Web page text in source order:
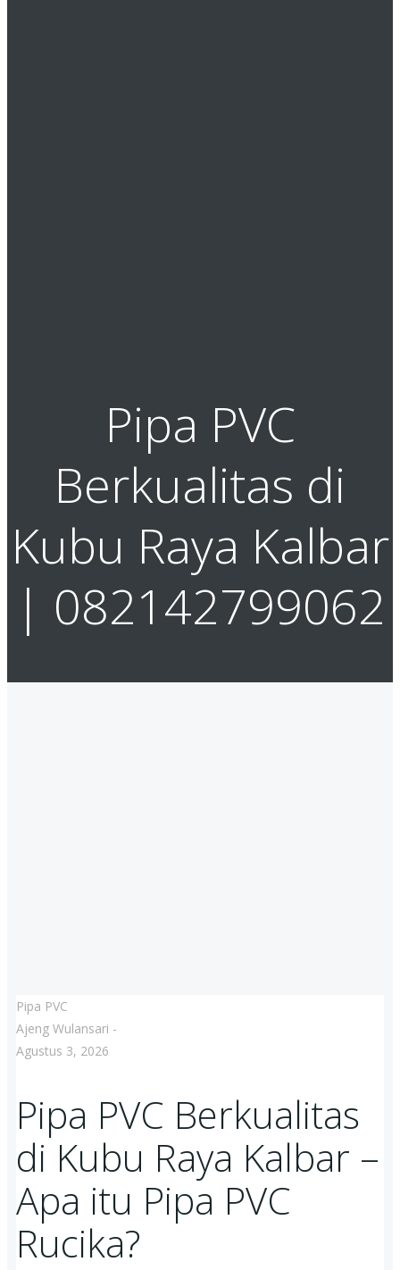
Pipa PVC
Berkualitas di
Kubu Raya Kalbar
| 082142799062
Pipa PVC
Ajeng Wulansari -
Agustus 3, 2026
Pipa PVC Berkualitas
di Kubu Raya Kalbar –
Apa itu Pipa PVC
Rucika?